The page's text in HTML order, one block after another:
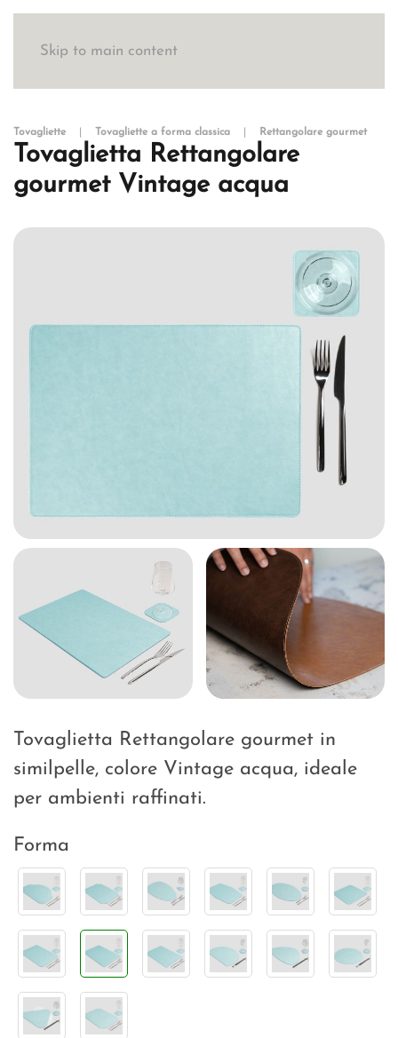
Skip to main content
Tovagliette Tovagliette a forma classica Rettangolare gourmet
Tovaglietta Rettangolare
gourmet Vintage acqua
Tovaglietta Rettangolare gourmet in
similpelle, colore Vintage acqua, ideale
per ambienti raffinati.
Forma